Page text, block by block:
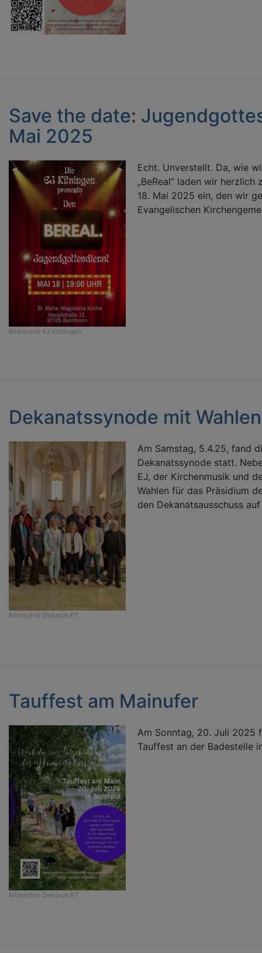
Save the date:
Mai 2025
Bildrechte EJ Kitzingen
Echt. Unverstellt. Da, wie
„BeReal“ laden wir
18. Mai 2025 ein, den wir
Evangelischen
Dekanatssynode mit Wahlen
Bildrechte Dekanat KT
Am Samstag, 5.4.25, fand
Dekanatssynode statt.
EJ, der Kirchenmusik und
Wahlen für das Präsidium
den Dekanatsausschuss
Tauffest am Mainufer
Bildrechte Dekanat KT
Am Sonntag, 20. Juli 2025
Tauffest an der Badestelle